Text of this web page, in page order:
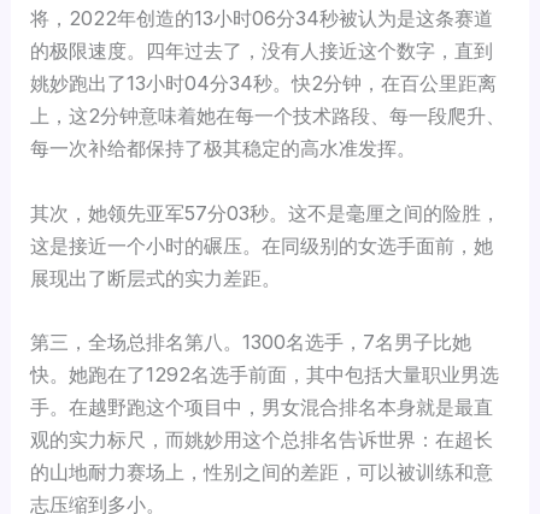
将，2022年创造的13小时06分34秒被认为是这条赛道
的极限速度。四年过去了，没有人接近这个数字，直到
姚妙跑出了13小时04分34秒。快2分钟，在百公里距离
上，这2分钟意味着她在每一个技术路段、每一段爬升、
每一次补给都保持了极其稳定的高水准发挥。
其次，她领先亚军57分03秒。这不是毫厘之间的险胜，
这是接近一个小时的碾压。在同级别的女选手面前，她
展现出了断层式的实力差距。
第三，全场总排名第八。1300名选手，7名男子比她
快。她跑在了1292名选手前面，其中包括大量职业男选
手。在越野跑这个项目中，男女混合排名本身就是最直
观的实力标尺，而姚妙用这个总排名告诉世界：在超长
的山地耐力赛场上，性别之间的差距，可以被训练和意
志压缩到多小。